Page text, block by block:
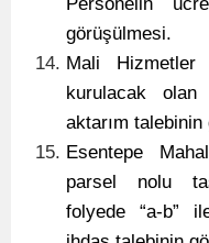
görüşülmesi.
Mali Hizmetler
kurulacak olan
aktarım
Esentepe
parsel nolu
folyede “a-b”